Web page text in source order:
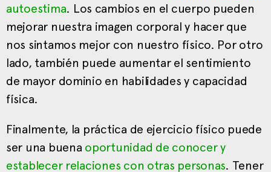
autoestima. Los cambios en el cuerpo pueden
mejorar nuestra imagen corporal y hacer que
nos sintamos mejor con nuestro físico. Por otro
lado, también puede aumentar el sentimiento
de mayor dominio en habilidades y capacidad
física.
Finalmente, la práctica de ejercicio físico puede
ser una buena oportunidad de conocer y
establecer relaciones con otras personas. Tener